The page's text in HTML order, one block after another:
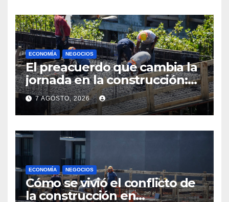
ECONOMÍA NEGOCIOS
El preacuerdo que cambia la
jornada en la construcción:
menos horas, subas reales y
convenio hasta 2031
7 AGOSTO, 2026
ECONOMÍA NEGOCIOS
Cómo se vivió el conflicto de
la construcción en